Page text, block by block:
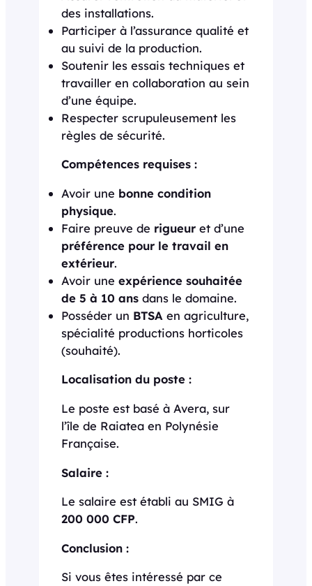
des installations.
Participer à l’assurance qualité et
au suivi de la production.
Soutenir les essais techniques et
travailler en collaboration au sein
d’une équipe.
Respecter scrupuleusement les
règles de sécurité.
Compétences requises :
Avoir une bonne condition
physique.
Faire preuve de rigueur et d’une
préférence pour le travail en
extérieur.
Avoir une expérience souhaitée
de 5 à 10 ans dans le domaine.
Posséder un BTSA en agriculture,
spécialité productions horticoles
(souhaité).
Localisation du poste :
Le poste est basé à Avera, sur
l’île de Raiatea en Polynésie
Française.
Salaire :
Le salaire est établi au SMIG à
200 000 CFP.
Conclusion :
Si vous êtes intéressé par ce